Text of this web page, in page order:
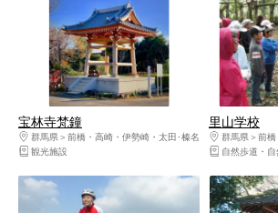
宝林寺梵鐘
群馬県
前橋・高崎・伊勢崎・太田･榛名
観光施設
里山学校
群馬県
前
自然歩道・